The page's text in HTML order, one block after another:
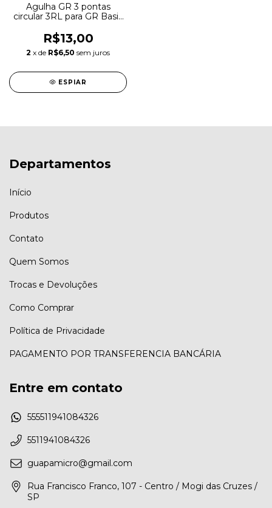
Agulha GR 3 pontas
circular 3RL para GR Basic
R$13,00
2 x de R$6,50 sem juros
ESPIAR
Departamentos
Início
Produtos
Contato
Quem Somos
Trocas e Devoluções
Como Comprar
Política de Privacidade
PAGAMENTO POR TRANSFERENCIA BANCÁRIA
Entre em contato
555511941084326
5511941084326
guapamicro@gmail.com
Rua Francisco Franco, 107 - Centro / Mogi das Cruzes /
SP